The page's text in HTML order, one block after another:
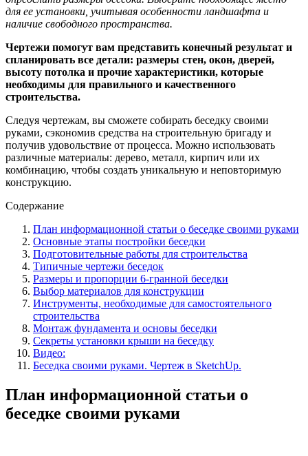
для ее установки, учитывая особенности ландшафта и
наличие свободного пространства.
Чертежи помогут вам представить конечный результат и
спланировать все детали: размеры стен, окон, дверей,
высоту потолка и прочие характеристики, которые
необходимы для правильного и качественного
строительства.
Следуя чертежам, вы сможете собирать беседку своими
руками, сэкономив средства на строительную бригаду и
получив удовольствие от процесса. Можно использовать
различные материалы: дерево, металл, кирпич или их
комбинацию, чтобы создать уникальную и неповторимую
конструкцию.
Содержание
План информационной статьи о беседке своими руками
Основные этапы постройки беседки
Подготовительные работы для строительства
Типичные чертежи беседок
Размеры и пропорции 6-гранной беседки
Выбор материалов для конструкции
Инструменты, необходимые для самостоятельного
строительства
Монтаж фундамента и основы беседки
Секреты установки крыши на беседку
Видео:
Беседка своими руками. Чертеж в SketchUp.
План информационной статьи о
беседке своими руками